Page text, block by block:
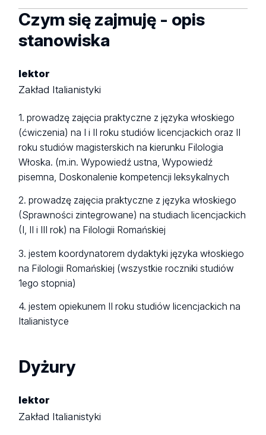
Czym się zajmuję - opis
stanowiska
lektor
Zakład Italianistyki
1. prowadzę zajęcia praktyczne z języka włoskiego
(ćwiczenia) na I i II roku studiów licencjackich oraz II
roku studiów magisterskich na kierunku Filologia
Włoska. (m.in. Wypowiedź ustna, Wypowiedź
pisemna, Doskonalenie kompetencji leksykalnych
2. prowadzę zajęcia praktyczne z języka włoskiego
(Sprawności zintegrowane) na studiach licencjackich
(I, II i III rok) na Filologii Romańskiej
3. jestem koordynatorem dydaktyki języka włoskiego
na Filologii Romańskiej (wszystkie roczniki studiów
1ego stopnia)
4. jestem opiekunem II roku studiów licencjackich na
Italianistyce
Dyżury
lektor
Zakład Italianistyki